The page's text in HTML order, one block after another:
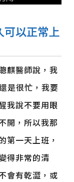
可以正常上
麒醫師說，我
是很忙，我要
我說不要用眼
開，所以我那
第一天上班，
得非常的清
會有乾澀，或